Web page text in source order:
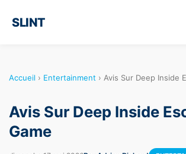
SLINT
Accueil › Entertainment › Avis Sur Deep Inside
Avis Sur Deep Inside
Game